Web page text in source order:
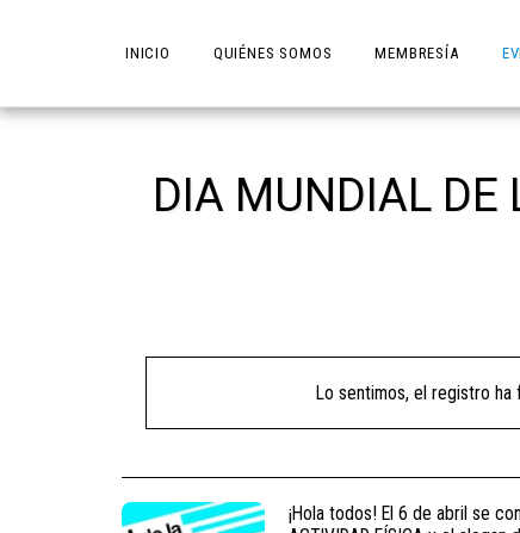
INICIO QUIÉNES SOMOS MEMBRESÍA
DIA MUNDIAL DE
Lo sentimos, el registro ha
¡Hola todos! El 6 de abril se